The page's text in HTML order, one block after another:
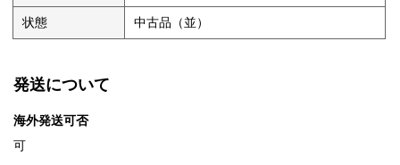
状態 中古品（並）
発送について
海外発送可否
可